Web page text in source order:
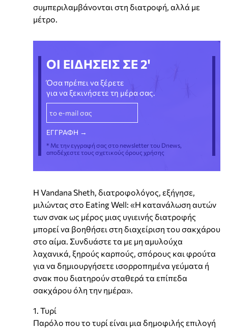
συμπεριλαμβάνονται στη διατροφή, αλλά με
μέτρο.
ΟΙ ΕΙΔΗΣΕΙΣ ΣΕ 2'
Όσα πρέπει να ξέρετε
για να ξεκινήσετε τη μέρα σας.
* Με την εγγραφή σας στο newsletter του Dnews,
αποδέχεστε τους σχετικούς όρους χρήσης
Η Vandana Sheth, διατροφολόγος, εξήγησε,
μιλώντας στο Eating Well: «Η κατανάλωση αυτών
των σνακ ως μέρος μιας υγιεινής διατροφής
μπορεί να βοηθήσει στη διαχείριση του σακχάρου
στο αίμα. Συνδυάστε τα με μη αμυλούχα
λαχανικά, ξηρούς καρπούς, σπόρους και φρούτα
για να δημιουργήσετε ισορροπημένα γεύματα ή
σνακ που διατηρούν σταθερά τα επίπεδα
σακχάρου όλη την ημέρα».
1. Τυρί
Παρόλο που το τυρί είναι μια δημοφιλής επιλογή